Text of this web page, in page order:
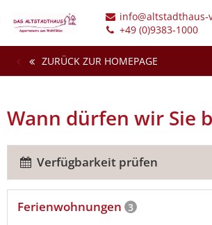
info@altstadthaus-
+49 (0)9383-1000
ZURÜCK ZUR HOMEPAGE
Wann dürfen wir Sie
Verfügbarkeit prüfen
Ferienwohnungen 3